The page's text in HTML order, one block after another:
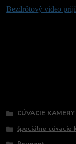
Bezdrôtový video
CÚVACIE KAMERY
špeciálne cúvacie